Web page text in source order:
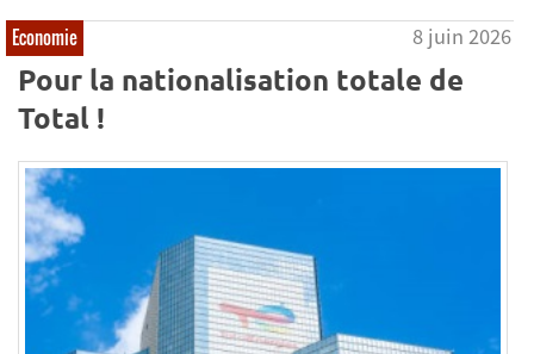
Economie 8 juin 2026
Pour la nationalisation totale de
Total !